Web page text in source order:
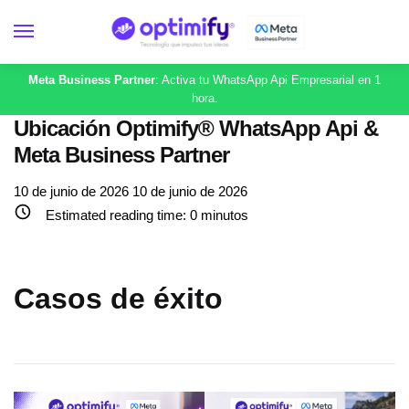
Meta Business Partner: Activa tu WhatsApp Api Empresarial en 1
hora.
Ubicación Optimify® WhatsApp Api &
Meta Business Partner
10 de junio de 2026 10 de junio de 2026
Estimated reading time: 0 minutos
Casos de éxito